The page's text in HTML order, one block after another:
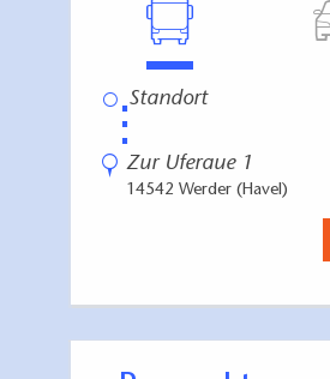
⋮
Zur Uferaue 1
14542 Werder (Havel)